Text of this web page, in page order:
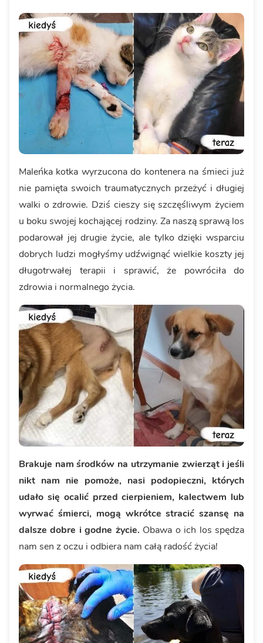
Maleńka kotka wyrzucona do kontenera na śmieci już
nie pamięta swoich traumatycznych przeżyć i długiej
walki o zdrowie. Dziś cieszy się szczęśliwym życiem
u boku swojej kochającej rodziny. Za naszą sprawą los
podarował jej drugie życie, ale tylko dzięki wsparciu
dobrych ludzi mogłyśmy udźwignąć wielkie koszty jej
długotrwałej terapii i sprawić, że powróciła do
zdrowia i normalnego życia.
Brakuje nam środków na utrzymanie zwierząt i jeśli
nikt nam nie pomoże, nasi podopieczni, których
udało się ocalić przed cierpieniem, kalectwem lub
wyrwać śmierci, mogą wkrótce stracić szansę na
dalsze dobre i godne życie. Obawa o ich los spędza
nam sen z oczu i odbiera nam całą radość życia!